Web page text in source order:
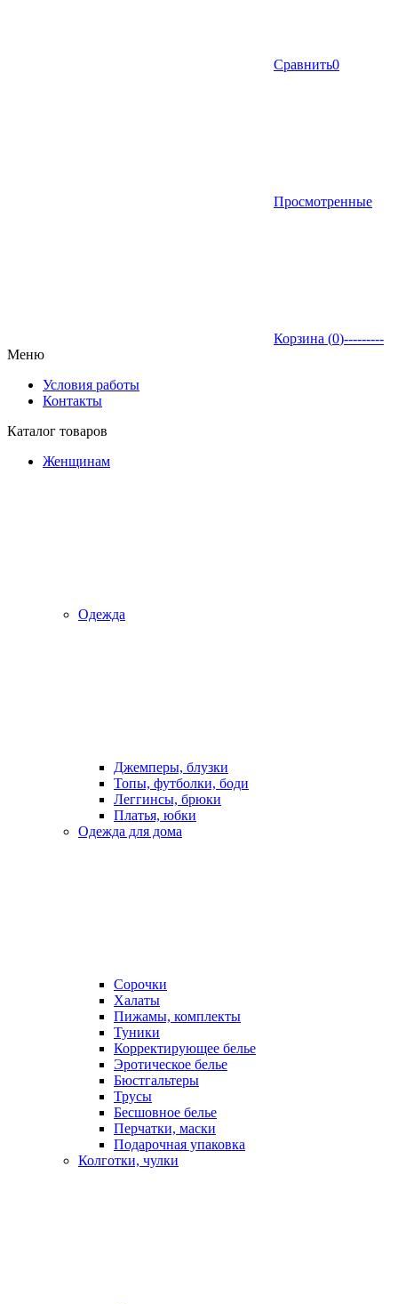
Сравнить0
Просмотренные
Корзина (0)---------
Меню
Условия работы
Контакты
Каталог товаров
Женщинам
Одежда
Джемперы, блузки
Топы, футболки, боди
Леггинсы, брюки
Платья, юбки
Одежда для дома
Сорочки
Халаты
Пижамы, комплекты
Туники
Корректирующее белье
Эротическое белье
Бюстгальтеры
Трусы
Бесшовное белье
Перчатки, маски
Подарочная упаковка
Колготки, чулки